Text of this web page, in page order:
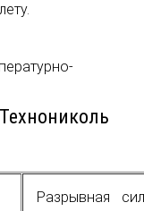
Разрывная